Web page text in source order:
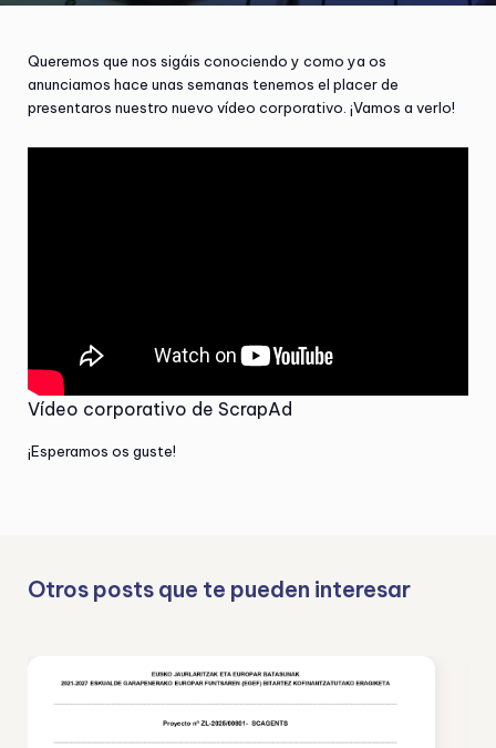
Queremos que nos sigáis conociendo y como ya os
anunciamos hace unas semanas tenemos el placer de
presentaros nuestro nuevo vídeo corporativo. ¡Vamos a verlo!
Vídeo corporativo de ScrapAd
¡Esperamos os guste!
Otros posts que te pueden interesar